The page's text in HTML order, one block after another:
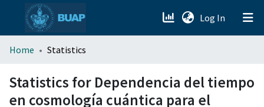
Log In (current)
menu.section.about_menu
All of DSpace
Home Statistics
Statistics for Dependencia del tiempo
en cosmología cuántica para el